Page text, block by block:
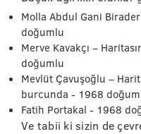
Molla Abdul Gani
doğumlu
Merve Kavakçı –
doğumlu
Mevlüt Çavuşoğlu –
burcunda - 1968
Fatih Portakal - 1968
Ve tabii ki sizin de